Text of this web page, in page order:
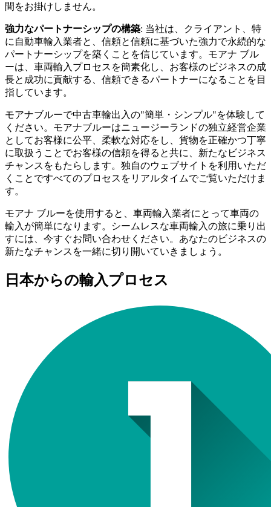
間をお掛けしません。
強力なパートナーシップの構築: 当社は、クライアント、特
に自動車輸入業者と、信頼と信頼に基づいた強力で永続的な
パートナーシップを築くことを信じています。モアナ ブル
ーは、車両輸入プロセスを簡素化し、お客様のビジネスの成
長と成功に貢献する、信頼できるパートナーになることを目
指しています。
モアナブルーで中古車輸出入の"簡単・シンプル"を体験して
ください。モアナブルーはニュージーランドの独立経営企業
としてお客様に公平、柔軟な対応をし、貨物を正確かつ丁寧
に取扱うことでお客様の信頼を得ると共に、新たなビジネス
チャンスをもたらします。独自のウェブサイトを利用いただ
くことですべてのプロセスをリアルタイムでご覧いただけま
す。
モアナ ブルーを使用すると、車両輸入業者にとって車両の
輸入が簡単になります。シームレスな車両輸入の旅に乗り出
すには、今すぐお問い合わせください。あなたのビジネスの
新たなチャンスを一緒に切り開いていきましょう。
日本からの輸入プロセス